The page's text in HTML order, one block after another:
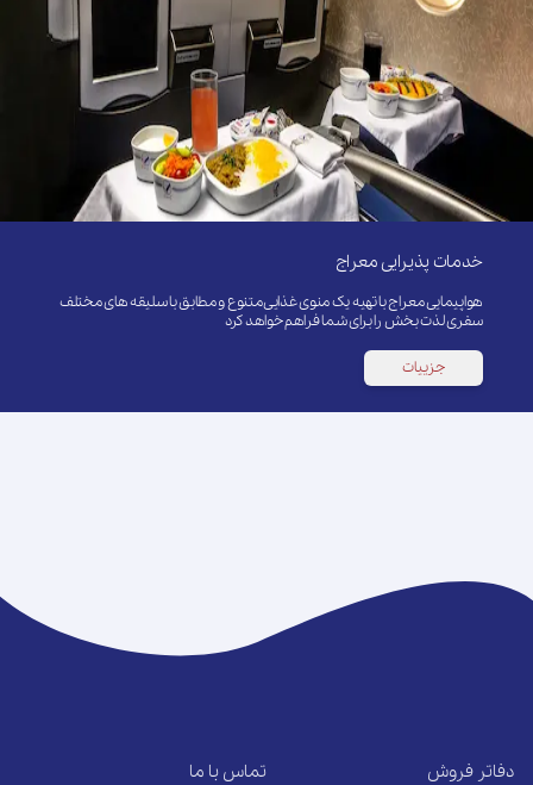
خدمات پذیرایی معراج
هواپیمایی معراج با تهیه یک منوی غذایی متنوع و مطابق با سلیقه های مختلف
سفری لذت بخش را برای شما فراهم خواهد کرد
جزییات
دفاتر فروش تماس با ما